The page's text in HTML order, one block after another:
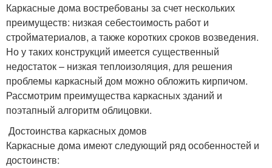
Каркасные дома востребованы за счет нескольких
преимуществ: низкая себестоимость работ и
стройматериалов, а также коротких сроков возведения.
Но у таких конструкций имеется существенный
недостаток – низкая теплоизоляция, для решения
проблемы каркасный дом можно обложить кирпичом.
Рассмотрим преимущества каркасных зданий и
поэтапный алгоритм облицовки.
Достоинства каркасных домов
Каркасные дома имеют следующий ряд особенностей и
достоинств: